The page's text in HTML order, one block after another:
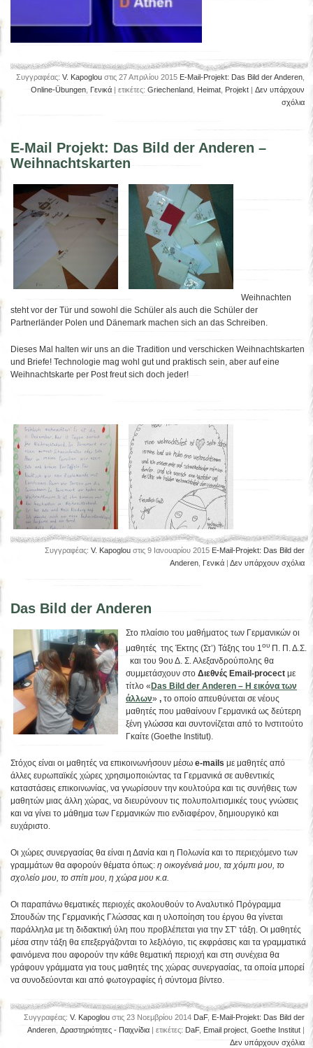
Συγγραφέας: V. Kapoglouστις 27 Απριλίου 2015 E-Mail-Projekt: Das Bild der Anderen,
Online-Übungen, Γενικά| ετικέτες: Griechenland, Heimat, Projekt| Δεν υπάρχουν
σχόλια
E-Mail Projekt: Das Bild der Anderen –
Weihnachtskarten
Weihnachten
steht vor der Tür und sowohl die Schüler als auch die Schüler der
Partnerländer Polen und Dänemark machen sich an das Schreiben.
Dieses Mal halten wir uns an die Tradition und verschicken Weihnachtskarten
und Briefe! Technologie mag wohl gut und praktisch sein, aber auf eine
Weihnachtskarte per Post freut sich doch jeder!
Συγγραφέας: V. Kapoglouστις 9 Ιανουαρίου 2015 E-Mail-Projekt: Das Bild der
Anderen, Γενικά| Δεν υπάρχουν σχόλια
Das Bild der Anderen
Στο πλαίσιο του μαθήματος των Γερμανικών οι
μαθητές της Έκτης (Στ’) Τάξης του 1ου Π. Π. Δ.Σ.
και του 9ου Δ. Σ. Αλεξανδρούπολης θα
συμμετάσχουν στο Διεθνές Email-procect με
τίτλο « Das Bild der Anderen – Η εικόνα των
άλλων» , το οποίο απευθύνεται σε νέους
μαθητές που μαθαίνουν Γερμανικά ως δεύτερη
ξένη γλώσσα και συντονίζεται από το Ινστιτούτο
Γκαίτε (Goethe Institut).
Στόχος είναι οι μαθητές να επικοινωνήσουν μέσω e-mails με μαθητές από
άλλες ευρωπαϊκές χώρες χρησιμοποιώντας τα Γερμανικά σε αυθεντικές
καταστάσεις επικοινωνίας, να γνωρίσουν την κουλτούρα και τις συνήθεις των
μαθητών μιας άλλη χώρας, να διευρύνουν τις πολυπολιτισμικές τους γνώσεις
και να γίνει το μάθημα των Γερμανικών πιο ενδιαφέρον, δημιουργικό και
ευχάριστο.
Οι χώρες συνεργασίας θα είναι η Δανία και η Πολωνία και το περιεχόμενο των
γραμμάτων θα αφορούν θέματα όπως: η οικογένειά μου, τα χόμπι μου, το
σχολείο μου, το σπίτι μου, η χώρα μου κ.α.
Οι παραπάνω θεματικές περιοχές ακολουθούν το Αναλυτικό Πρόγραμμα
Σπουδών της Γερμανικής Γλώσσας και η υλοποίηση του έργου θα γίνεται
παράλληλα με τη διδακτική ύλη που προβλέπεται για την ΣΤ’ τάξη. Οι μαθητές
μέσα στην τάξη θα επεξεργάζονται το λεξιλόγιο, τις εκφράσεις και τα γραμματικά
φαινόμενα που αφορούν την κάθε θεματική περιοχή και στη συνέχεια θα
γράφουν γράμματα για τους μαθητές της χώρας συνεργασίας, τα οποία μπορεί
να συνοδεύονται και από φωτογραφίες ή σύντομα βίντεο.
Συγγραφέας: V. Kapoglouστις 23 Νοεμβρίου 2014 DaF, E-Mail-Projekt: Das Bild der
Anderen, Δραστηριότητες - Παιχνίδια| ετικέτες: DaF, Email project, Goethe Institut|
Δεν υπάρχουν σχόλια